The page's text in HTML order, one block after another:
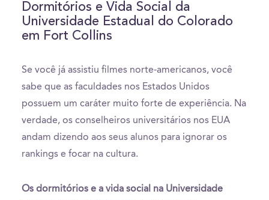
Dormitórios e Vida Social da
Universidade Estadual do Colorado
em Fort Collins
Se você já assistiu filmes norte-americanos, você
sabe que as faculdades nos Estados Unidos
possuem um caráter muito forte de experiência. Na
verdade, os conselheiros universitários nos EUA
andam dizendo aos seus alunos para ignorar os
rankings e focar na cultura.
Os dormitórios e a vida social na Universidade